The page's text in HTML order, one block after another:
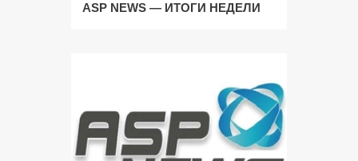
ASP NEWS — ИТОГИ НЕДЕЛИ